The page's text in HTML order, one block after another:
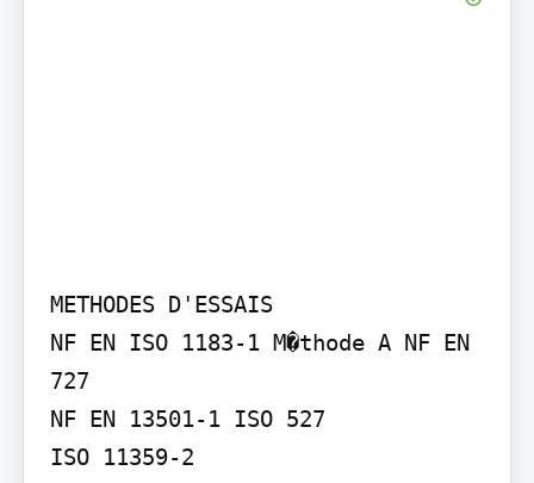
METHODES D'ESSAIS
NF EN ISO 1183-1 M�thode A NF EN
727
NF EN 13501-1 ISO 527
ISO 11359-2